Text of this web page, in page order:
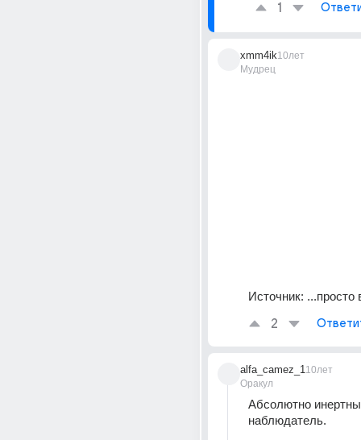
1
xmm4ik
Мудрец
10лет
Источник: ...просто
2
alfa_camez_1
Оракул
10лет
Абсолютно
наблюдатель.